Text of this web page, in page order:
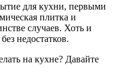
для кухни, первыми
плитка и
случаев. Хоть и
недостатков.